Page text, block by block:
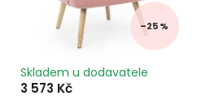
–25 %
Skladem u dodavatele
3 573 Kč